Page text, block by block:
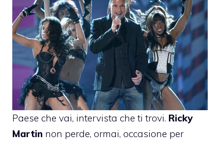
Paese che vai, intervista che ti trovi. Ricky
Martin non perde, ormai, occasione per